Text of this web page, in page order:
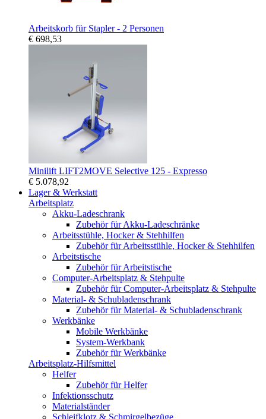
Arbeitskorb für Stapler - 2 Personen
€ 698,53
Minilift LIFT2MOVE Selective 125 - Expresso
€ 5.078,92
Lager & Werkstatt
Arbeitsplatz
Akku-Ladeschrank
Zubehör für Akku-Ladeschränke
Arbeitsstühle, Hocker & Stehhilfen
Zubehör für Arbeitsstühle, Hocker & Stehhilfen
Arbeitstische
Zubehör für Arbeitstische
Computer-Arbeitsplatz & Stehpulte
Zubehör für Computer-Arbeitsplatz & Stehpulte
Material- & Schubladenschrank
Zubehör für Material- & Schubladenschrank
Werkbänke
Mobile Werkbänke
System-Werkbank
Zubehör für Werkbänke
Arbeitsplatz-Hilfsmittel
Helfer
Zubehör für Helfer
Infektionsschutz
Materialständer
Schleifklotz & Schmirgelbezüge